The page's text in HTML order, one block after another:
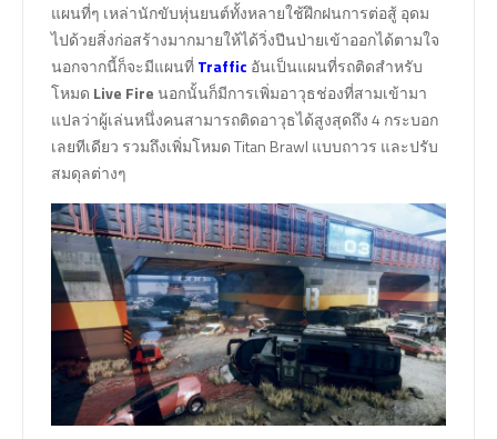
แผนที่ๆ เหล่านักขับหุ่นยนต์ทั้งหลายใช้ฝึกฝนการต่อสู้ อุดม
ไปด้วยสิ่งก่อสร้างมากมายให้ได้วิ่งปีนป่ายเข้าออกได้ตามใจ
นอกจากนี้ก็จะมีแผนที่Traffic อันเป็นแผนที่รถติดสำหรับ
โหมด Live Fireนอกนั้นก็มีการเพิ่มอาวุธช่องที่สามเข้ามา
แปลว่าผู้เล่นหนึ่งคนสามารถติดอาวุธได้สูงสุดถึง 4 กระบอก
เลยทีเดียว รวมถึงเพิ่มโหมด Titan Brawl แบบถาวร และปรับ
สมดุลต่างๆ